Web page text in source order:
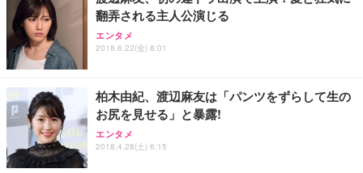
翻弄される主人公演じる
エンタメ
2018.6.22(金) 8:01
柏木由紀、渡辺麻友は「パンツをずらして生の
お尻を見せる」と暴露!
エンタメ
2018.4.28(土) 6:15